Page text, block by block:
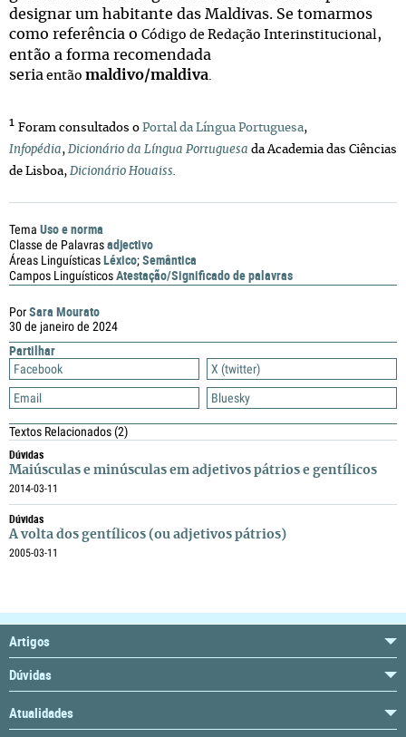
PorSara Mourato
30 de janeiro de 2024
Partilhar
Facebook
X (twitter)
Email
Bluesky
Textos Relacionados(2)
Dúvidas
Maiúsculas e minúsculas em adjetivos pátrios e gentílicos
2014-03-11
Dúvidas
A volta dos gentílicos (ou adjetivos pátrios)
2005-03-11
designar um habitante das Maldivas. Se tomarmos
como referência o Código de Redação Interinstitucional,
então a forma recomendada
seria então maldivo/maldiva.
1 Foram consultados o Portal da Língua Portuguesa,
Infopédia, Dicionário da Língua Portuguesa da Academia das Ciências
de Lisboa, Dicionário Houaiss.
Tema Uso e norma
Classe de Palavrasadjectivo
Áreas LinguísticasLéxico;Semântica
Campos LinguísticosAtestação/Significado de palavras
Artigos
Dúvidas
Atualidades